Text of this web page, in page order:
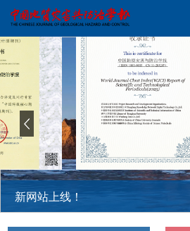
新网站上线！